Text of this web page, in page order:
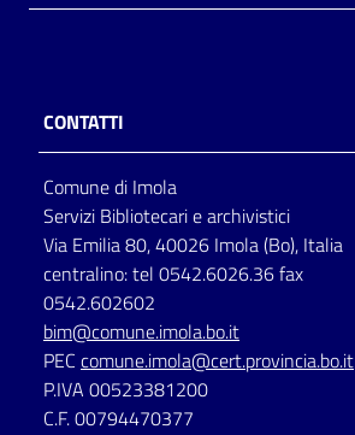
per
lettura
Seguici
su
CONTATTI
Comune di Imola
Servizi Bibliotecari e archivistici
Via Emilia 80, 40026 Imola (Bo), Italia
centralino: tel 0542.6026.36 fax
0542.602602
bim@comune.imola.bo.it
PEC comune.imola@cert.provincia.bo.it
P.IVA 00523381200
C.F. 00794470377